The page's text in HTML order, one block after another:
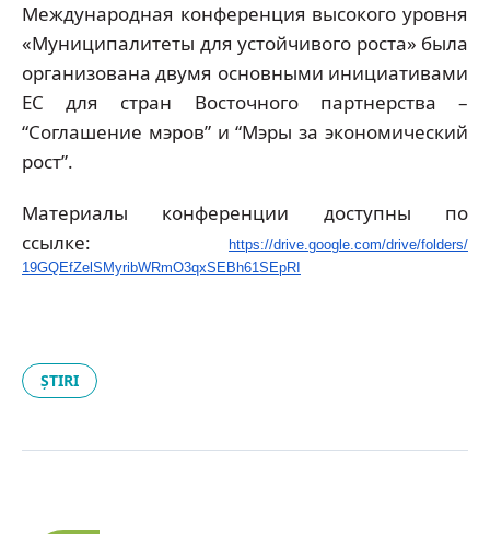
Международная конференция высокого уровня
«Муниципалитеты для устойчивого роста» была
организована двумя основными инициативами
ЕС для стран Восточного партнерства –
“Соглашение мэров” и “Мэры за экономический
рост”.
Материалы конференции доступны по
ссылке:
https://drive.google.com/drive/folders/
19GQEfZelSMyribWRmO3qxSEBh61SEpRI
ȘTIRI